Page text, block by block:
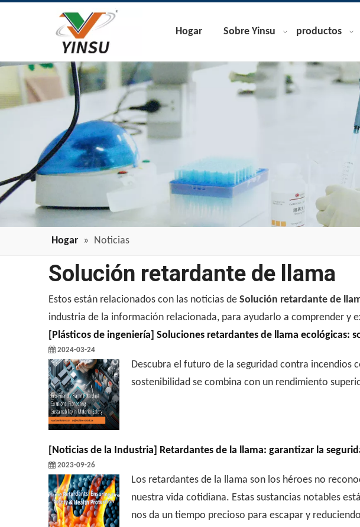
Hogar Sobre Yinsu productos
Hogar » Noticias
Solución retardante de llama
Estos están relacionados con las noticias de Solución retardante de
industria de la información relacionada, para ayudarlo a comprender y
[Plásticos de ingeniería] Soluciones retardantes de llama ecológicas:
2024-03-24
Descubra el futuro de la seguridad contra incendios
sostenibilidad se combina con un rendimiento
[Noticias de la Industria] Retardantes de la llama: garantizar la
2023-09-26
Los retardantes de la llama son los héroes no
nuestra vida cotidiana. Estas sustancias notables
nos da un tiempo precioso para escapar y